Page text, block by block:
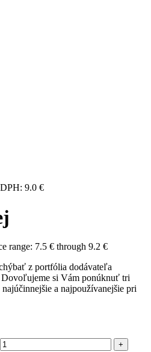
9.0 €
range: 7.5 € through 9.2 €
z portfólia dodávateľa
Dovoľujeme si Vám ponúknuť tri
a najpoužívanejšie pri